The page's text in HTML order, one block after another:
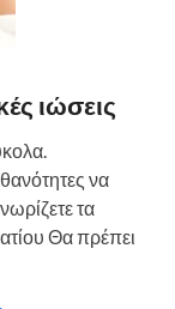
ιώσεις
να
τα
Θα πρέπει